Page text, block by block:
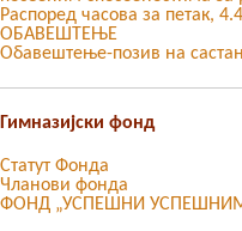
Распоред часова за петак,
ОБАВЕШТЕЊЕ
Обавештење-позив на
Гимназијски фонд
Статут Фонда
Чланови фонда
ФОНД „УСПЕШНИ